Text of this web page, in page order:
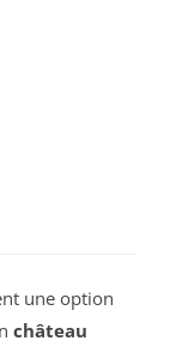
une option
château